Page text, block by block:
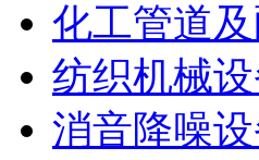
化工管道
纺织机械
消音降噪